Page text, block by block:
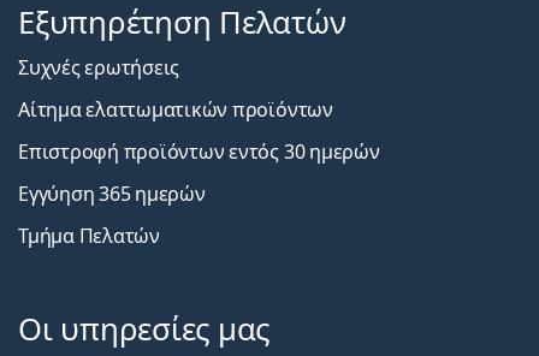
Εξυπηρέτηση Πελατών
Συχνές ερωτήσεις
Αίτημα ελαττωματικών προϊόντων
Επιστροφή προϊόντων εντός 30 ημερών
Εγγύηση 365 ημερών
Τμήμα Πελατών
Οι υπηρεσίες μας